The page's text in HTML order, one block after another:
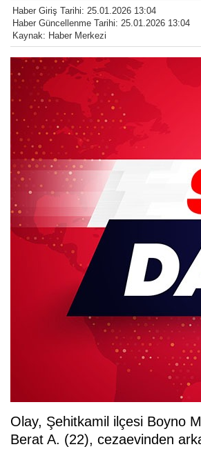
Haber Giriş Tarihi: 25.01.2026 13:04
Haber Güncellenme Tarihi: 25.01.2026 13:04
Kaynak: Haber Merkezi
Olay, Şehitkamil ilçesi Boyno
Berat A. (22), cezaevinden